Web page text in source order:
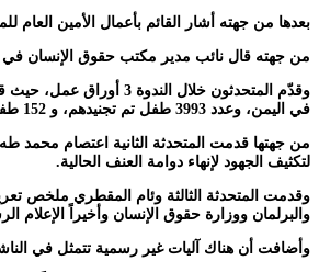
بعدها من جهته أشار القائم بأعمال الأمين
من جهته قال نائب مدير مكتب حقوق الإنسان في تعز أحمد طه المعبقي، إن في القانون الدولي
في اليمن، وعدد 3993 طفل تم تجنيدهم، و 152 طفل تم اختطافهم واعتقال 442 آخرين، فضلا عن رصد 672 هجوم على مرفق تعليمي بين عامي 2015 – 2020.
من جهتها قدمت المتحدثة الثانية اعتصام محمد طه
لتكثيف الجهود لإنهاء دوامة العنف الحالية.
وقدمت المتحدثة الثالثة وئام المقطري ملخص
والبرلمان ووزارة حقوق الإنسان وأخيراً الإعلام
وأضافت أن هناك آليات غير رسمية تتمثل في